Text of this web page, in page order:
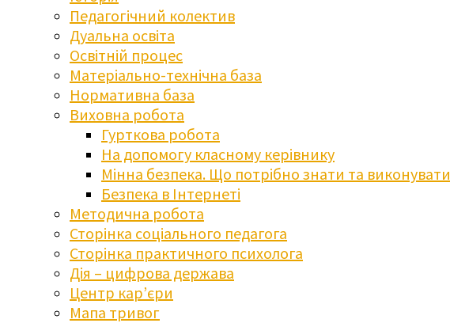
Педагогічний колектив
Дуальна освіта
Освітній процес
Матеріально-технічна база
Нормативна база
Виховна робота
Гурткова робота
На допомогу класному керівнику
Мінна безпека. Що потрібно знати та виконувати
Безпека в Інтернеті
Методична робота
Сторінка соціального педагога
Сторінка практичного психолога
Дія – цифрова держава
Центр кар’єри
Мапа тривог